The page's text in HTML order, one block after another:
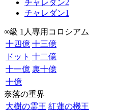
チャレダン2
チャレダン1
∞級 1人専用コロシアム
十四億 十三億
ドット 十二億
十一億 裏十億
十億
奈落の重界
大樹の霊王 紅蓮の機王